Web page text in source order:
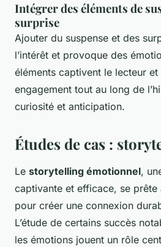
Intégrer des éléments de
surprise
Ajouter du suspense et des
l’intérêt et provoque des
éléments captivent le lecteur
engagement tout au long de
curiosité et anticipation.
Études de cas :
Le storytelling émotionnel,
captivante et efficace, se prête
pour créer une connexion
L’étude de certains succès
les émotions jouent un rôle